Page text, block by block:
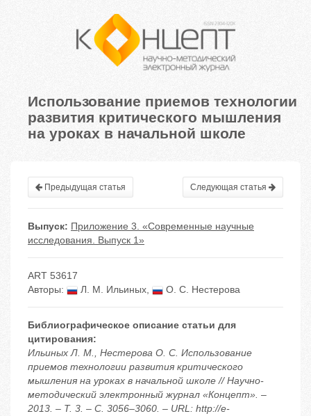
Использование приемов технологии
развития критического мышления
на уроках в начальной школе
Предыдущая статья Следующая статья
Выпуск: Приложение 3. «Современные научные
исследования. Выпуск 1»
ART 53617
Авторы:
Л. М. Ильиных, О. С. Нестерова
Библиографическое описание статьи для
цитирования:
Ильиных Л. М., Нестерова О. С. Использование
приемов технологии развития критического
мышления на уроках в начальной школе // Научно-
методический электронный журнал «Концепт». –
2013. – Т. 3. – С. 3056–3060. – URL: http://e-